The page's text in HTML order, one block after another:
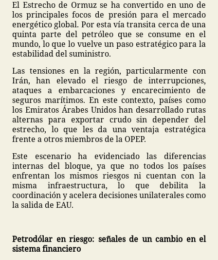
El Estrecho de Ormuz se ha convertido en uno de
los principales focos de presión para el mercado
energético global. Por esta vía transita cerca de una
quinta parte del petróleo que se consume en el
mundo, lo que lo vuelve un paso estratégico para la
estabilidad del suministro.
Las tensiones en la región, particularmente con
Irán, han elevado el riesgo de interrupciones,
ataques a embarcaciones y encarecimiento de
seguros marítimos. En este contexto, países como
los Emiratos Árabes Unidos han desarrollado rutas
alternas para exportar crudo sin depender del
estrecho, lo que les da una ventaja estratégica
frente a otros miembros de la OPEP.
Este escenario ha evidenciado las diferencias
internas del bloque, ya que no todos los países
enfrentan los mismos riesgos ni cuentan con la
misma infraestructura, lo que debilita la
coordinación y acelera decisiones unilaterales como
la salida de EAU.
Petrodólar en riesgo: señales de un cambio en el
sistema financiero